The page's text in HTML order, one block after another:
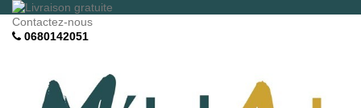
Contactez-nous
0680142051